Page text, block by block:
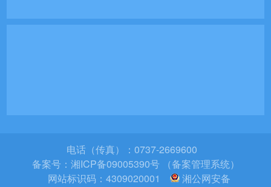
电话（传真）：0737-2669600
备案号： 湘ICP备09005390号 （备案管理系统）
网站标识码：4309020001
湘公网安备